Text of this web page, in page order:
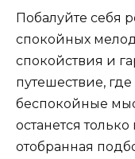
Побалуйте себя
спокойных
спокойствия и
путешествие,
беспокойные
останется
отобранная